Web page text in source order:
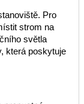
Pro
strom na
světla
která poskytuje